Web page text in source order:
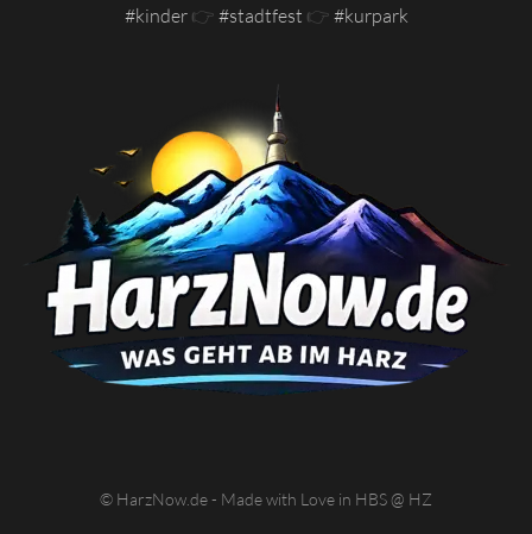
#kinder👉 #stadtfest 👉 #kurpark
© HarzNow.de - Made with Love in HBS @ HZ